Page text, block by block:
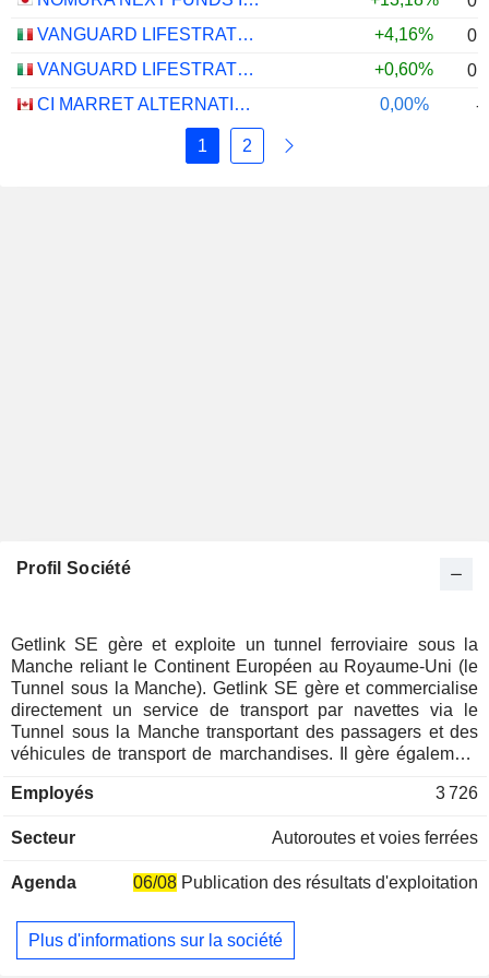
VANGUARD LIFESTRATEGY 40% EQUITY UCITS ETF - DISTRIBUTING - EUR
+4,16%
VANGUARD LIFESTRATEGY 20% EQUITY UCITS ETF - DISTRIBUTING - EUR
+0,60%
CI MARRET ALTERNATIVE ABSOLUTE RETURN BOND ETF - CAD
0,00% -
1 2
Profil Société
Getlink SE gère et exploite un tunnel ferroviaire sous la
Manche reliant le Continent Européen au Royaume-Uni (le
Tunnel sous la Manche). Getlink SE gère et commercialise
directement un service de transport par navettes via le
Tunnel sous la Manche transportant des passagers et des
véhicules de transport de marchandises. Il gère également
services de fret ferroviaire d'autres compagnies ferroviaires
Europorte (qui comprend la société anglaise GB Railfreight)
intégrés à la fois en France et au Royaume-Uni. Le CA par
(46,3%) : 24 navettes exploitées entre Calais (France) et
Folkestone (Royaume-Uni), réparties entre 15 navettes de
Employés 3 726
Secteur Autoroutes et voies ferrées
Agenda 06/08 Publication des résultats d'exploitation
Plus d'informations sur la société